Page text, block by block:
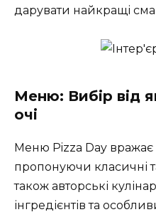
дарувати найкращі
Меню: Вибір від
очі
Меню Pizza Day вражає
пропонуючи класичні
також авторські
інгредієнтів та